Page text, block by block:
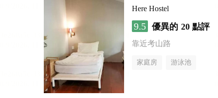
Here Hostel
9.5 優異的 20 點評
靠近考山路
家庭房 游泳池